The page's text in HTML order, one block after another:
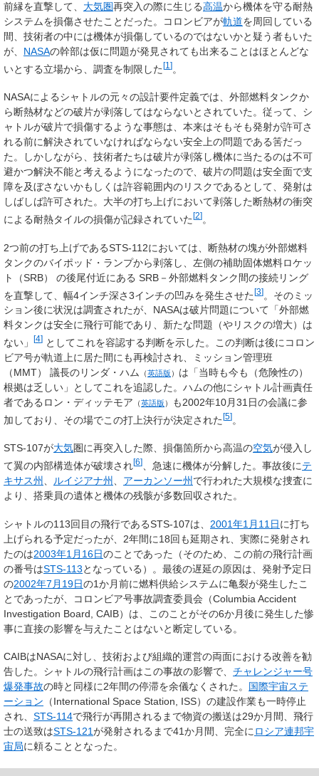
前縁を直撃して、 大気圏再突入の際に生じる高温から機体を守る耐熱
システムを損傷させたことだった。コロンビアが軌道を周回している
間、技術者の中には機体が損傷しているのではないかと疑う者もいた
が、 NASAの幹部は仮に問題が発見されても出来ることはほとんどな
いとする立場から、調査を制限した [1 ] 。
NASAによるシャトルの元々の設計要件定義では、外部燃料タンクか
ら断熱材などの破片が剥落してはならないとされていた。従って、シ
ャトルが破片で損傷するような事態は、本来はそもそも発射が許可さ
れる前に解決されていなければならない安全上の問題である筈だっ
た。しかしながら、技術者たちは破片が剥落し機体に当たるのは不可
避かつ解決不能と考えるようになったので、破片の問題は安全面で支
障を及ぼさないかもしくは許容範囲内のリスクであるとして、発射は
しばしば許可された。大半の打ち上げにおいて剥落した断熱材の衝突
による耐熱タイルの損傷が記録されていた [2] 。
2つ前の打ち上げであるSTS-112においては、断熱材の塊が外部燃料
タンクのバイポッド・ランプから剥落し、左側の補助固体燃料ロケッ
ト（SRB） の後尾付近にある SRB－外部燃料タンク間の接続リング
を直撃して、幅4インチ深さ3インチの凹みを発生させた[3]。そのミッ
ション後に状況は調査されたが、NASAは破片問題について「外部燃
料タンクは安全に飛行可能であり、新たな問題（やリスクの増大）は
ない」
[4] としてこれを容認する判断を示した。この判断は後にコロン
ビア号が軌道上に居た間にも再検討され、ミッション管理班
（MMT） 議長のリンダ・ハム （英語版 ） は「当時も今も（危険性の）
根拠は乏しい」としてこれを追認した。ハムの他にシャトル計画責任
者である ロン・ディッテモア （英語版 ）
も2002年10月31日の会議に参
加しており、その場でこの打上決行が決定された[5]。
STS-107が大気圏に再突入した際、損傷箇所から高温の空気が侵入し
て翼の内部構造体が破壊され[6] 、急速に機体が分解した。事故後にテ
キサス州
ルイジアナ州 アーカンソー州 で行われた大規模な捜査に
より、搭乗員の遺体と機体の残骸が多数回収された。
シャトルの113回目の飛行であるSTS-107は、 2001年1月11日に打ち
上げられる予定だったが、2年間に18回も延期され、実際に発射され
たのは2003年1月16日のことであった（そのため、この前の飛行計画
の番号はSTS-113となっている）。最後の遅延の原因は、発射予定日
の2002年7月19日の1か月前に燃料供給システムに亀裂が発生したこ
とであったが、コロンビア号事故調査委員会（Columbia Accident
Investigation Board, CAIB）は、このことがその6か月後に発生した惨
事に直接の影響を与えたことはないと断定している。
CAIBはNASAに対し、技術および組織的運営の両面における改善を勧
告した。シャトルの飛行計画はこの事故の影響で、 チャレンジャー号
爆発事故の時と同様に2年間の停滞を余儀なくされた。 国際宇宙ステ
ーション （International Space Station, ISS）の建設作業も一時停止
され、 STS-114で飛行が再開されるまで物資の搬送は29か月間、飛行
士の送致はSTS-121が発射されるまで41か月間、完全に ロシア連邦宇
宙局に頼ることとなった。